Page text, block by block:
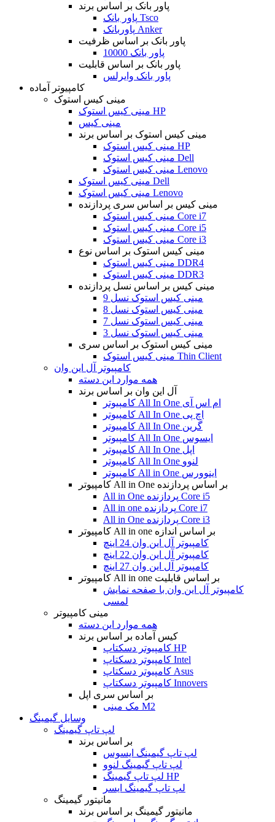
پاور بانک بر اساس برند
پاور بانک Tsco
پاوربانک Anker
پاور بانک بر اساس ظرفیت
پاور بانک 10000
پاور بانک بر اساس قابلیت
پاور بانک وایرلس
کامپیوتر آماده
مینی کیس استوک
مینی کیس استوک HP
مینی کیس
مینی کیس استوک بر اساس برند
مینی کیس استوک HP
مینی کیس استوک Dell
مینی کیس استوک Lenovo
مینی کیس استوک Dell
مینی کیس استوک Lenovo
مینی کیس بر اساس سری پردازنده
مینی کیس استوک Core i7
مینی کیس استوک Core i5
مینی کیس استوک Core i3
مینی کیس استوک بر اساس نوع
مینی کیس استوک DDR4
مینی کیس استوک DDR3
مینی کیس بر اساس نسل پردازنده
مینی کیس استوک نسل 9
مینی کیس استوک نسل 8
مینی کیس استوک نسل 7
مینی کیس استوک نسل 3
مینی کیس استوک بر اساس سری
مینی کیس استوک Thin Client
کامپیوتر آل این وان
همه موارد این دسته
آل این وان بر اساس برند
کامپیوتر All In One ام اس آی
کامپیوتر All In One اچ پی
کامپیوتر All In One گرین
کامپیوتر All In One ایسوس
کامپیوتر All In One اپل
کامپیوتر All In One لنوو
کامپیوتر All in One اینوورس
کامپیوتر All in One بر اساس پردازنده
All in One پردازنده Core i5
All in one پردازنده Core i7
All in One پردازنده Core i3
کامپیوتر All in one بر اساس اندازه
کامپیوتر آل این وان 24 اینچ
کامپیوتر آل این وان 22 اینچ
کامپیوتر آل این وان 27 اینچ
کامپیوتر All in one بر اساس قابلیت
کامپیوتر آل این وان با صفحه نمایش
لمسی
مینی کامپیوتر
همه موارد این دسته
کیس آماده بر اساس برند
کامپیوتر دسکتاپ HP
کامپیوتر دسکتاپ Intel
کامپیوتر دسکتاپ Asus
کامپیوتر دسکتاپ Innovers
بر اساس سری اپل
مک مینی M2
وسایل گیمینگ
لپ تاپ گیمینگ
بر اساس برند
لپ تاپ گیمینگ ایسوس
لپ تاپ گیمینگ لنوو
لپ تاپ گیمینگ HP
لپ تاپ گیمینگ ایسر
مانیتور گیمینگ
مانیتور گیمینگ بر اساس برند